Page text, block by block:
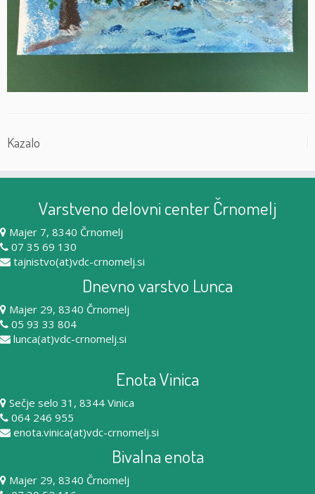
Kazalo
Varstveno delovni center Črnomelj
Majer 7, 8340 Črnomelj
07 35 69 130
tajnistvo(at)vdc-crnomelj.si
Dnevno varstvo Lunca
Majer 29, 8340 Črnomelj
05 93 33 804
lunca(at)vdc-crnomelj.si
Enota Vinica
Sečje selo 31, 8344 Vinica
064 246 955
enota.vinica(at)vdc-crnomelj.si
Bivalna enota
Majer 29, 8340 Črnomelj